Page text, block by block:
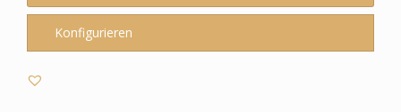
Ergobag
Volltreffbär
Drache
Konfigurieren